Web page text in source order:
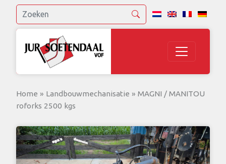
Home » Landbouwmechanisatie » MAGNI / MANITOU
roforks 2500 kgs